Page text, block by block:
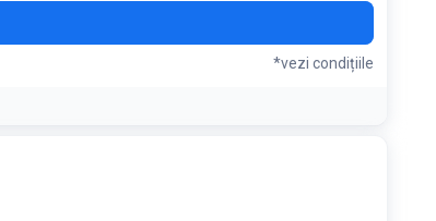
*vezi condițiile